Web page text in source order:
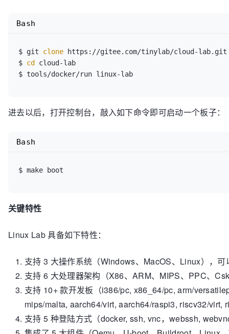
$ git clone https://gitee.com/tinylab/cloud-lab.git
$ cd
cloud-lab
$ tools/docker/run linux-lab
Bash
进去以后，打开控制台，敲入如下命令即可启动一个板子：
$ make boot
Bash
关键特性
Linux Lab 具备如下特性：
支持 3 大操作系统（Windows、MacOS、Linux），
支持 6 大处理器架构（X86、ARM、MIPS、PPC、
支持 10+ 款开发板（i386/pc, x86_64/pc, arm/
mips/malta, aarch64/virt, aarch64/raspi3, riscv32/virt,
支持 5 种登陆方式（docker, ssh, vnc，webssh,